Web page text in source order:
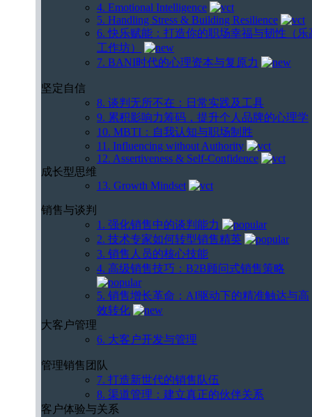
4. Emotional Intelligence
5. Handling Stress & Building Resilience
6. 快乐赋能：打造你的职场幸福与韧性（乐
工作坊）
7. BANI时代的心理资本与复原力
坚定自信
8. 谈判无所不在：日常实践及工具
9. 累积影响力筹码，提升个人品牌的心理学
10. MBTI：自我认知与职场制胜
11. Influencing without Authority
12. Assertiveness & Self-Confidence
成长型思维
13. Growth Mindset
销售与谈判
1. 强化销售中的谈判能力
2. 技术专家如何转型销售精英
3. 销售人员的核心技能
4. 高级销售技巧：B2B顾问式销售策略
5. 销售增长革命：AI驱动下的精准触达与高
效转化
大客户管理
6. 大客户开发与管理
管理销售团队
7. 打造新世代的销售队伍
8. 渠道管理：建立真正的伙伴关系
客户体验与关系